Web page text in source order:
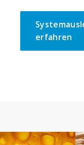
erfahren